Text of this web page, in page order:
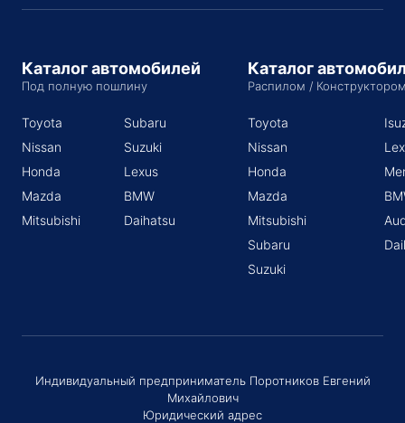
Каталог автомобилей
Под полную пошлину
Toyota
Nissan
Honda
Mazda
Mitsubishi
Subaru
Suzuki
Lexus
BMW
Daihatsu
Каталог
Распилом /
Toyota
Nissan
Honda
Mazda
Mitsubishi
Subaru
Suzuki
Индивидуальный предприниматель Поротников Евгений
Михайлович
Юридический адрес